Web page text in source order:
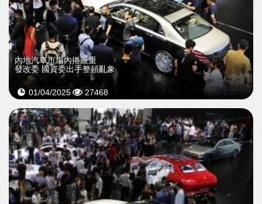
內地汽車市場內捲嚴重
發改委 國資委出手整頓亂象
01/04/2025 27468